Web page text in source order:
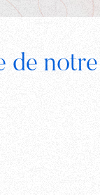
de notre